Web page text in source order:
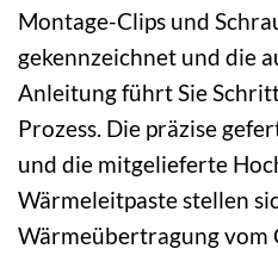
Montage-Clips und
gekennzeichnet und die
Anleitung führt Sie
Prozess. Die präzise
und die mitgelieferte
Wärmeleitpaste stellen
Wärmeübertragung vom